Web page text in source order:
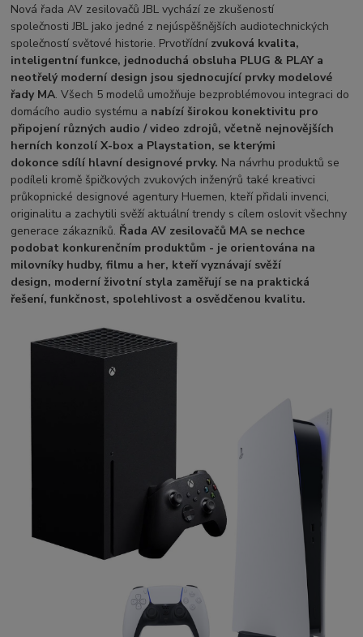
Nová řada AV zesilovačů JBL vychází ze zkušeností
společnosti JBL jako jedné z nejúspěšnějších audiotechnických
společností světové historie. Prvotřídní zvuková kvalita,
inteligentní funkce, jednoduchá obsluha PLUG & PLAY a
neotřelý moderní design jsou sjednocující prvky modelové
řady MA. Všech 5 modelů umožňuje bezproblémovou integraci do
domácího audio systému a nabízí širokou konektivitu pro
připojení různých audio / video zdrojů, včetně nejnovějších
herních konzolí X-box a Playstation, se kterými
dokonce sdílí hlavní designové prvky. Na návrhu produktů se
podíleli kromě špičkových zvukových inženýrů také kreativci
průkopnické designové agentury Huemen, kteří přidali invenci,
originalitu a zachytili svěží aktuální trendy s cílem oslovit všechny
generace zákazníků. Řada AV zesilovačů MA se nechce
podobat konkurenčním produktům - je orientována na
milovníky hudby, filmu a her, kteří vyznávají svěží
design, moderní životní styla zaměřují se na praktická
řešení, funkčnost, spolehlivost a osvědčenou kvalitu.